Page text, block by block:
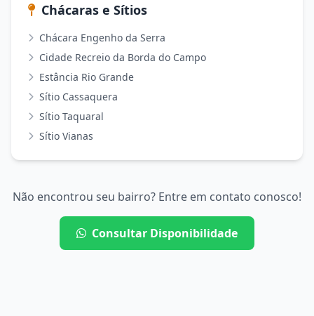
Chácaras e Sítios
Chácara Engenho da Serra
Cidade Recreio da Borda do Campo
Estância Rio Grande
Sítio Cassaquera
Sítio Taquaral
Sítio Vianas
Não encontrou seu bairro? Entre em contato conosco!
Consultar Disponibilidade